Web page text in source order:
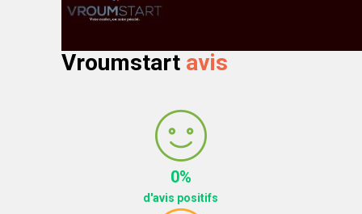
Vroumstart avis
0%
d'avis positifs